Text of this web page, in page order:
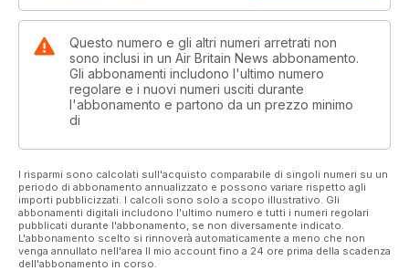
Questo numero e gli altri numeri arretrati non
sono inclusi in un Air Britain News abbonamento.
Gli abbonamenti includono l'ultimo numero
regolare e i nuovi numeri usciti durante
l'abbonamento e partono da un prezzo minimo
di
I risparmi sono calcolati sull'acquisto comparabile di singoli numeri su un
periodo di abbonamento annualizzato e possono variare rispetto agli
importi pubblicizzati. I calcoli sono solo a scopo illustrativo. Gli
abbonamenti digitali includono l'ultimo numero e tutti i numeri regolari
pubblicati durante l'abbonamento, se non diversamente indicato.
L'abbonamento scelto si rinnoverà automaticamente a meno che non
venga annullato nell'area Il mio account fino a 24 ore prima della scadenza
dell'abbonamento in corso.